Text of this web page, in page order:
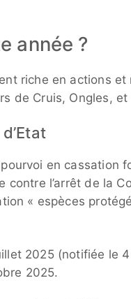
année ?
riche en actions
de Cruis, Ongles, et
en cassation
l’arrêt de la
« espèces
2025 (notifiée le
2025.